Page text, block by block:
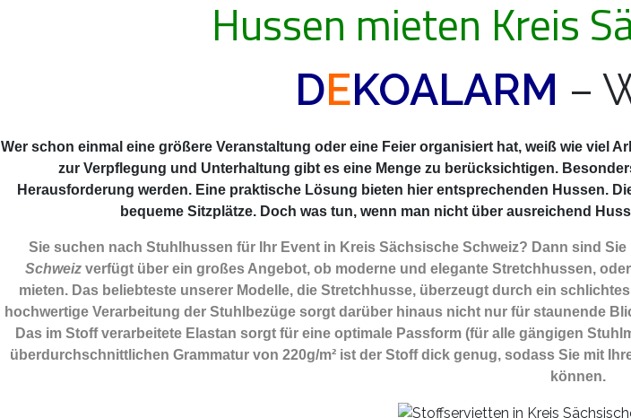
Hussen mieten Kreis
DEKOALARM –
Wer schon einmal eine größere Veranstaltung oder eine Feier organisiert hat, weiß wie viel
zur Verpflegung und Unterhaltung gibt es eine Menge zu berücksichtigen.
Herausforderung werden. Eine praktische Lösung bieten hier entsprechenden Hussen.
bequeme Sitzplätze. Doch was tun, wenn man nicht über ausreichend
Sie suchen nach Stuhlhussen für Ihr Event in Kreis Sächsische Schweiz? Dann sind Sie
Schweiz verfügt über ein großes Angebot, ob moderne und elegante Stretchhussen,
mieten. Das beliebteste unserer Modelle, die Stretchhusse, überzeugt durch ein
hochwertige Verarbeitung der Stuhlbezüge sorgt darüber hinaus nicht nur für staunende
Das im Stoff verarbeitete Elastan sorgt für eine optimale Passform (für alle gängigen
überdurchschnittlichen Grammatur von 220g/m² ist der Stoff dick genug, sodass Sie mit
können.